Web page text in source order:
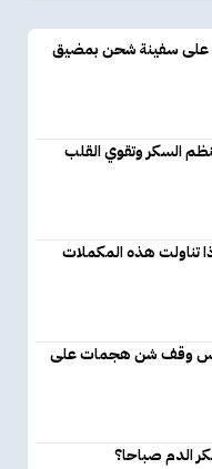
على سفينة شحن بمضيق
السكر وتقوي القلب
تناولت هذه المكملات
وقف شن هجمات على
الدم صباحا؟